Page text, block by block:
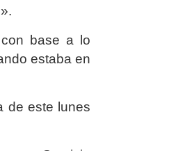
base a lo
estaba en
de este lunes